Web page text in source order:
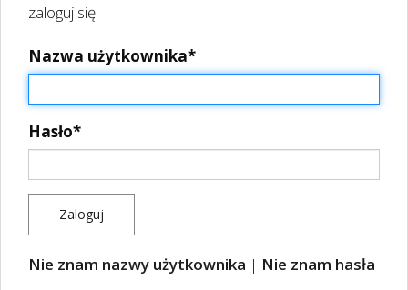
zaloguj się.
Nazwa użytkownika*
Hasło*
Nie znam nazwy użytkownika | Nie znam hasła